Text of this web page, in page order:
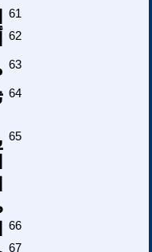
61
62
63
64
65
66
67